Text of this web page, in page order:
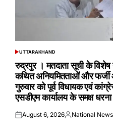
POSTED
UTTARAKHAND
रुद्रपुर । मतदाता सूची के विशेष
कथित अनियमितताओं और फर्जी
गुरुवार को पूर्व विधायक एवं
एसडीएम कार्यालय के समक्ष धरना
Posted
August 6, 2026Posted
National